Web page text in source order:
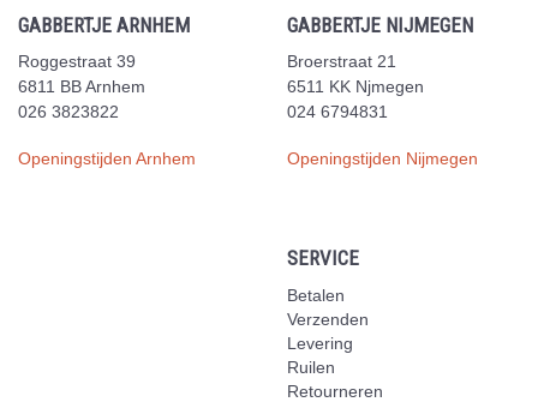
GABBERTJE ARNHEM
Roggestraat 39
6811 BB Arnhem
026 3823822
Openingstijden Arnhem
GABBERTJE NIJMEGEN
Broerstraat 21
6511 KK Njmegen
024 6794831
Openingstijden Nijmegen
SERVICE
Betalen
Verzenden
Levering
Ruilen
Retourneren